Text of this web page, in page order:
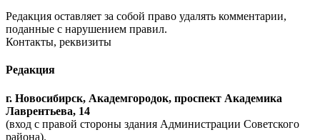
Редакция оставляет за собой право удалять комментарии,
поданные с нарушением правил.
Контакты, реквизиты
Редакция
г. Новосибирск, Академгородок, проспект Академика
Лаврентьева, 14
(вход с правой стороны здания Администрации Советского
района).